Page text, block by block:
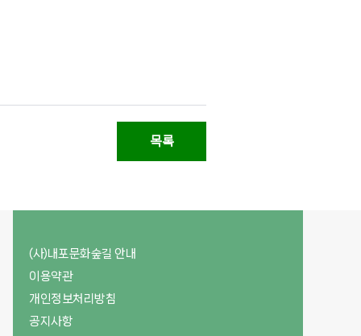
목록
(사)내포문화숲길 안내
이용약관
개인정보처리방침
공지사항